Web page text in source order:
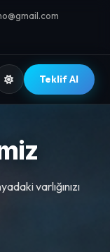
Teklif Al
varlığınızı